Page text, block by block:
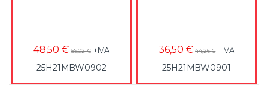
48,50€ 59,02€ +IVA
25H21MBW0902
36,50 € 44,26€ +IVA
25H21MBW0901